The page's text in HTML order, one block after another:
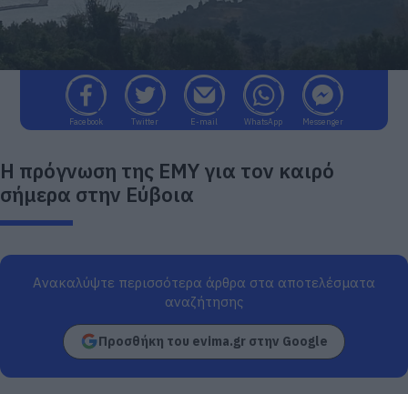
Facebook Twitter E-mail WhatsApp Messenger
Η πρόγνωση της ΕΜΥ για τον καιρό
σήμερα στην Εύβοια
Ανακαλύψτε περισσότερα άρθρα στα αποτελέσματα
αναζήτησης
Προσθήκη του evima.gr στην Google